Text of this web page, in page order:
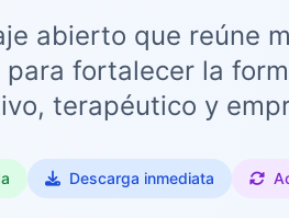
abierto que reúne
fortalecer la
terapéutico y
Descarga inmediata